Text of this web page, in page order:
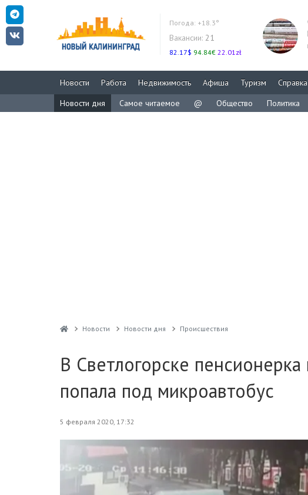
Погода: +18.3°
Вакансии: 21
82.17$ 94.84€ 22.01zł
Новости Работа Недвижимость Афиша Туризм Справка
Новости дня
Самое читаемое @ Общество Политика
Новости Новости дня Проиcшествия
В Светлогорске
попала под микроавтобус
5 февраля 2020, 17:32